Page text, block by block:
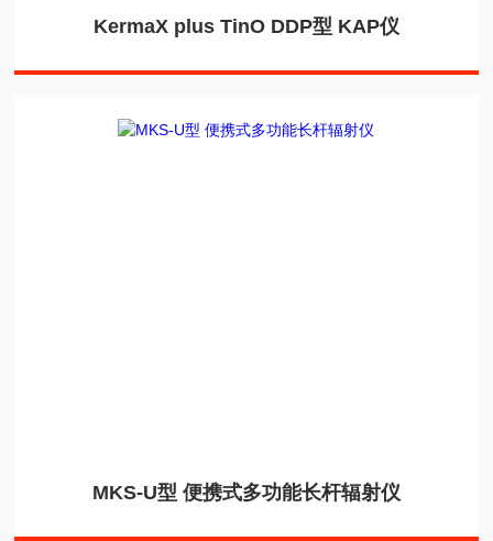
KermaX plus TinO DDP型 KAP仪
MKS-U型 便携式多功能长杆辐射仪